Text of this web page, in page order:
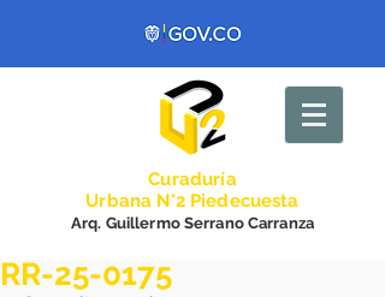
Curaduría
Urbana N°2 Piedecuesta
Arq. Guillermo Serrano Carranza
RR-25-0175